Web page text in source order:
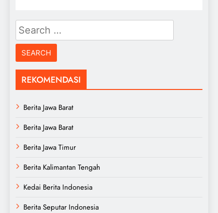
Search
for:
REKOMENDASI
Berita Jawa Barat
Berita Jawa Barat
Berita Jawa Timur
Berita Kalimantan Tengah
Kedai Berita Indonesia
Berita Seputar Indonesia